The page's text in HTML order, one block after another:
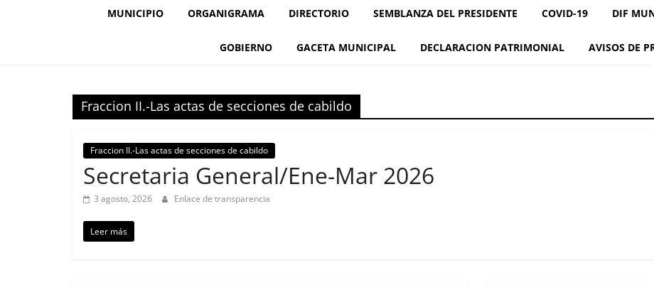
MUNICIPIO ORGANIGRAMA DIRECTORIO SEMBLANZA DEL PRESIDENTE COVID-19 DIF
GOBIERNO GACETA MUNICIPAL DECLARACION PATRIMONIAL AVISOS DE
Fraccion II.-Las actas de secciones de cabildo
Fraccion II.-Las actas de secciones de cabildo
Secretaria General/Ene-Mar 2026
3 agosto, 2026 Enlace de transparencia
Leer más